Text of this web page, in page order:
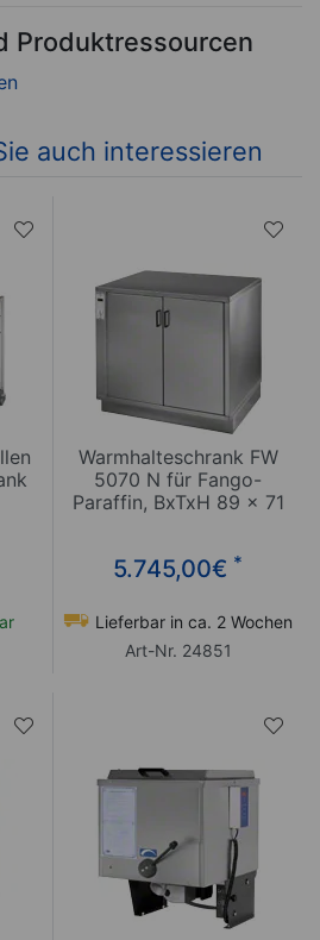
Produktressourcen
auch interessieren
Warmhalteschrank FW
5070 N für Fango-
Paraffin, BxTxH 89 x 71
5.745,00€ *
Lieferbar in ca. 2 Wochen
Art-Nr. 24851